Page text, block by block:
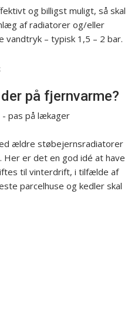
og billigst muligt, så skal
af radiatorer og/eller
vandtryk – typisk 1,5 – 2 bar.
på fjernvarme?
pas på lækager
ældre støbejernsradiatorer
er det en god idé at have
til vinterdrift, i tilfælde af
parcelhuse og kedler skal